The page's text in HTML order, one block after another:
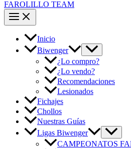
FAROLILLO TEAM
Inicio
Biwenger
¿Lo compro?
¿Lo vendo?
Recomendaciones
Lesionados
Fichajes
Chollos
Nuestras Guías
Ligas Biwenger
CAMPEONATOS